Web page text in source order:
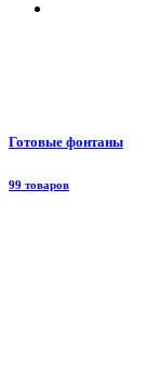
Готовые фонтаны
99 товаров